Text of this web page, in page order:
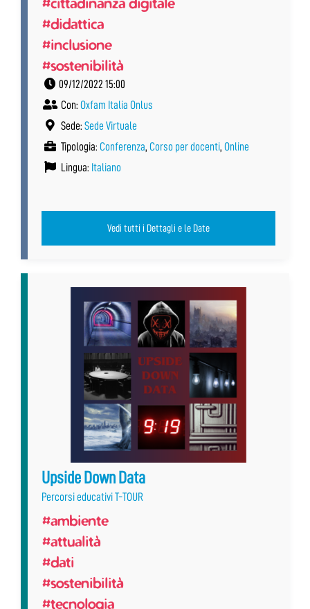
#didattica
#inclusione
#sostenibilità
09/12/2022 15:00
Con: Oxfam Italia Onlus
Sede: Sede Virtuale
Tipologia: Conferenza, Corso per docenti, Online
Lingua: Italiano
Vedi tutti i Dettagli e le Date
Upside Down Data
Percorsi educativi T-TOUR
#ambiente
#attualità
#dati
#sostenibilità
#tecnologia